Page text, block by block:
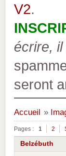
V2.
écrire,
seront
Accueil »
Pages : 1 2
Belzébuth